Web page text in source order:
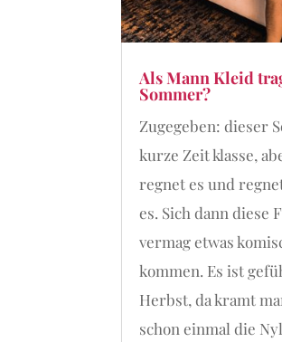
Als Mann Kleid
Sommer?
Zugegeben: dieser
kurze Zeit klasse,
regnet es und
es. Sich dann diese
vermag etwas
kommen. Es ist
Herbst, da kramt
schon einmal die